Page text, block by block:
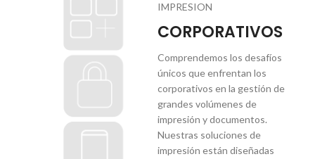
IMPRESION
CORPORATIVOS
Comprendemos los desafíos
únicos que enfrentan los
corporativos en la gestión de
grandes volúmenes de
impresión y documentos.
Nuestras soluciones de
impresión están diseñadas